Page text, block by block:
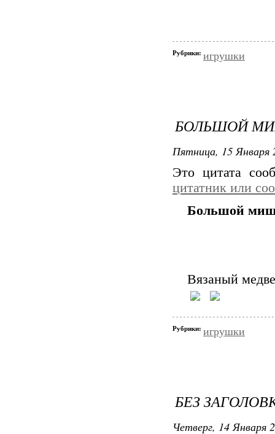
Рубрики: игрушки
БОЛЬШОЙ
Пятница, 15 Января
Это цитата
цитатник или
Большой
Вязаный
Рубрики: игрушки
БЕЗ
Четверг, 14 Января